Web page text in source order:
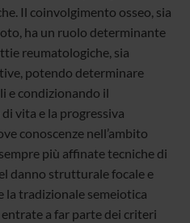
Il coinvolgimento osseo, sia
ha un ruolo determinante
reumatologiche, sia
potendo determinare
e condizionando il
vita e la progressiva
conoscenze nell’ambito
più affinate tecniche di
danno strutturale focale e
la tradizionale semeiotica
a far parte dei criteri